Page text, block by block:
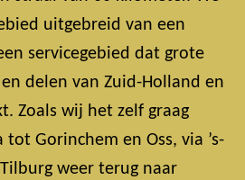
uitgebreid van een
servicegebied dat grote
delen van Zuid-Holland en
Zoals wij het zelf graag
tot Gorinchem en Oss, via ’s-
weer terug naar